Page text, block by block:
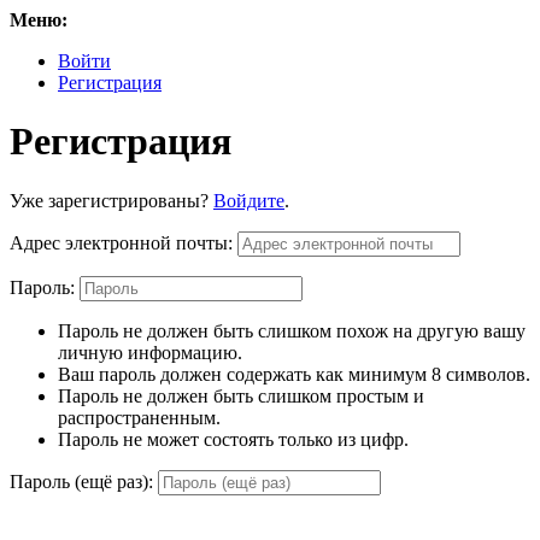
Меню:
Войти
Регистрация
Регистрация
Уже зарегистрированы? Войдите.
Адрес электронной почты:
Пароль:
Пароль не должен быть слишком похож на другую вашу
личную информацию.
Ваш пароль должен содержать как минимум 8 символов.
Пароль не должен быть слишком простым и
распространенным.
Пароль не может состоять только из цифр.
Пароль (ещё раз):